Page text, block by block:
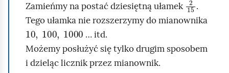
Zamieńmy na postać dziesiętną ułamek
.
Tego ułamka nie rozszerzymy do mianownika
10, 100
1000
… itd.
Możemy posłużyć się tylko drugim sposobem
i dzieląc licznik przez mianownik.